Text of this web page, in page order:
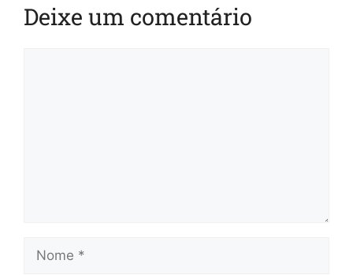
Deixe um comentário